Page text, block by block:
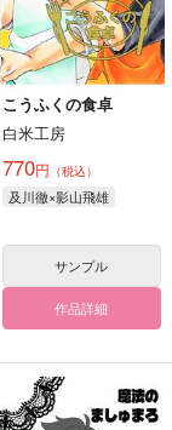
こうふくの食卓
白米工房
770円 （税込）
及川徹×影山飛雄
サンプル
作品詳細